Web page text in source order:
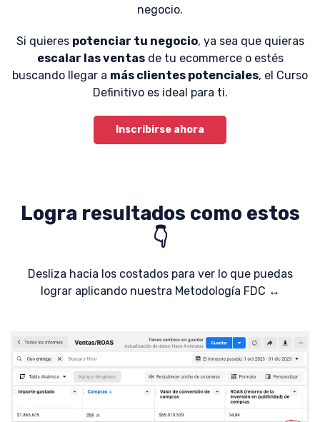
negocio.
Si quieres potenciar tu negocio, ya sea que quieras
escalar las ventasde tu ecommerce o estés
buscando llegar a más clientes potenciales, el Curso
Definitivo es ideal para ti.
Inscribirse ahora
Logra resultados como estos
👇
Desliza hacia los costados para ver lo que puedas
lograr aplicando nuestra Metodología FDC ↔️